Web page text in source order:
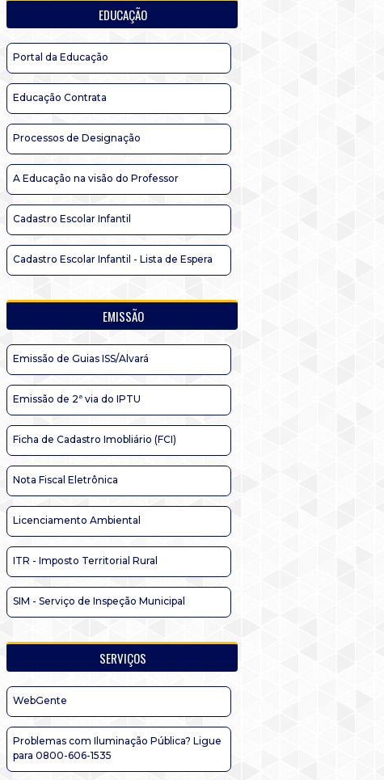
EDUCAÇÃO
Portal da Educação
Educação Contrata
Processos de Designação
A Educação na visão do Professor
Cadastro Escolar Infantil
Cadastro Escolar Infantil - Lista de Espera
EMISSÃO
Emissão de Guias ISS/Alvará
Emissão de 2ª via do IPTU
Ficha de Cadastro Imobliário (FCI)
Nota Fiscal Eletrônica
Licenciamento Ambiental
ITR - Imposto Territorial Rural
SIM - Serviço de Inspeção Municipal
SERVIÇOS
WebGente
Problemas com Iluminação Pública? Ligue
para 0800-606-1535